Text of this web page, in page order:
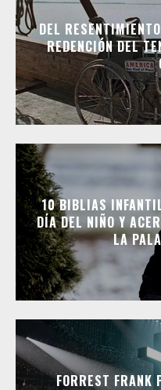
DEL
REDENCIÓN DEL
10 BIBLIAS
DÍA DEL NIÑO Y
LA
FORREST FRANK